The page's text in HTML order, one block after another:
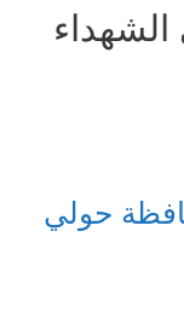
حولي